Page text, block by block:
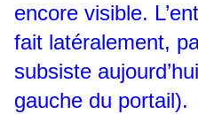
encore visible.
fait latéralement,
subsiste
gauche du portail).